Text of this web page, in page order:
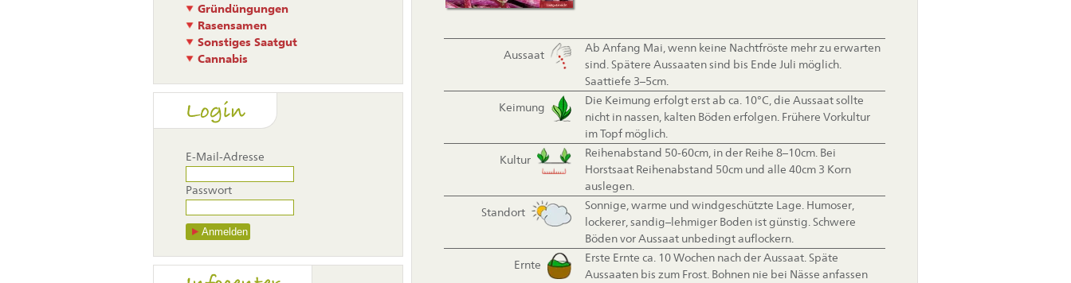
Aussaat
Ab Anfang Mai, wenn keine Nachtfröste mehr zu erwarten
sind. Spätere Aussaaten sind bis Ende Juli möglich.
Saattiefe 3–5cm.
Keimung
Die Keimung erfolgt erst ab ca. 10°C, die Aussaat sollte
nicht in nassen, kalten Böden erfolgen. Frühere Vorkultur
im Topf möglich.
Kultur
Reihenabstand 50-60cm, in der Reihe 8–10cm. Bei
Horstsaat Reihenabstand 50cm und alle 40cm 3 Korn
auslegen.
Standort
Sonnige, warme und windgeschützte Lage. Humoser,
lockerer, sandig–lehmiger Boden ist günstig. Schwere
Böden vor Aussaat unbedingt auflockern.
Ernte
Erste Ernte ca. 10 Wochen nach der Aussaat. Späte
Aussaaten bis zum Frost. Bohnen nie bei Nässe anfassen
Gründüngungen
Rasensamen
Sonstiges Saatgut
Cannabis
Login
E-Mail-Adresse
Passwort
Anmelden